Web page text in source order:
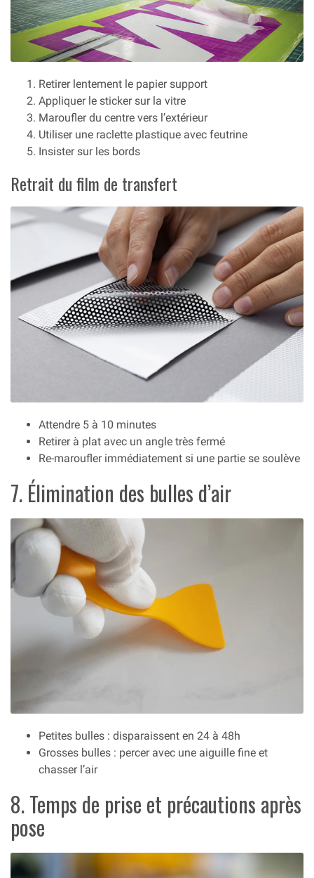
Retirer lentement le papier support
Appliquer le sticker sur la vitre
Maroufler du centre vers l’extérieur
Utiliser une raclette plastique avec feutrine
Insister sur les bords
Retrait du film de transfert
Attendre 5 à 10 minutes
Retirer à plat avec un angle très fermé
Re-maroufler immédiatement si une partie se soulève
7. Élimination des bulles d’air
Petites bulles : disparaissent en 24 à 48h
Grosses bulles : percer avec une aiguille fine et
chasser l’air
8. Temps de prise et précautions après
pose